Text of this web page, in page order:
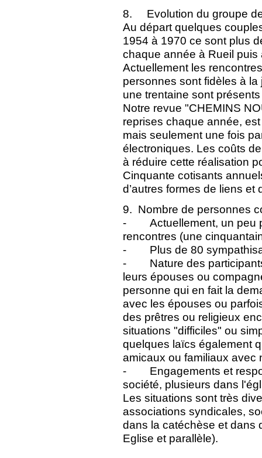
8. Evolution du groupe
Au départ quelques
1954 à 1970 ce sont plus
chaque année à Rueil
Actuellement les
personnes sont fidèles à
une trentaine sont
Notre revue "CHEMINS
reprises chaque année,
mais seulement une fois
électroniques. Les coûts
à réduire cette réalisation
Cinquante cotisants
d’autres formes de liens et
9. Nombre de personnes
- Actuellement, un peu
rencontres (une
- Plus de 80
- Nature des participants
leurs épouses ou
personne qui en fait la
avec les épouses ou
des prêtres ou religieux
situations "difficiles" ou
quelques laïcs également
amicaux ou familiaux avec
- Engagements et
société, plusieurs dans
Les situations sont très
associations syndicales,
dans la catéchèse et dans
Eglise et parallèle).